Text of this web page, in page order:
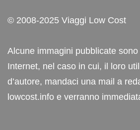
© 2008-2025 Viaggi Low Cost
Alcune immagini pubblicate
Internet, nel caso in cui, il loro
d’autore, mandaci una mail a
lowcost.info e verranno